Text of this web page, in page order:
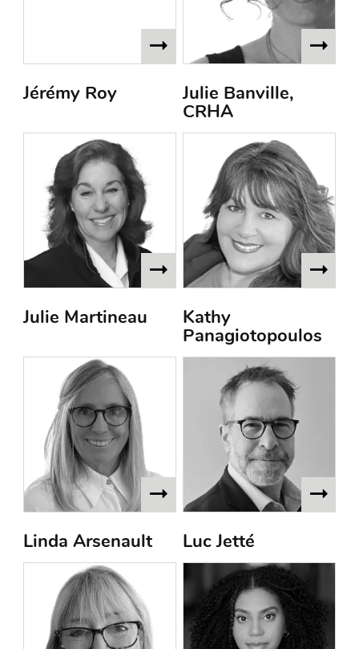
Jérémy Roy Julie Banville,
CRHA
Julie Martineau Kathy
Panagiotopoulos
Linda Arsenault Luc Jetté